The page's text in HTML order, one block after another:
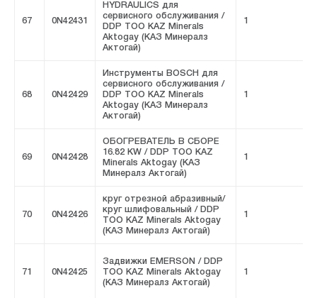
67 0N42431
HYDRAULICS для
сервисного обслуживания /
DDP ТОО KAZ Minerals
Aktogay (КАЗ Минералз
Актогай)
1
68 0N42429
Инструменты BOSCH для
сервисного обслуживания /
DDP ТОО KAZ Minerals
Aktogay (КАЗ Минералз
Актогай)
1
69 0N42428
ОБОГРЕВАТЕЛЬ В СБОРЕ
16.82 KW / DDP ТОО KAZ
Minerals Aktogay (КАЗ
Минералз Актогай)
1
70 0N42426
круг отрезной абразивный/
круг шлифовальный / DDP
ТОО KAZ Minerals Aktogay
(КАЗ Минералз Актогай)
1
71 0N42425
Задвижки EMERSON / DDP
ТОО KAZ Minerals Aktogay
(КАЗ Минералз Актогай)
1